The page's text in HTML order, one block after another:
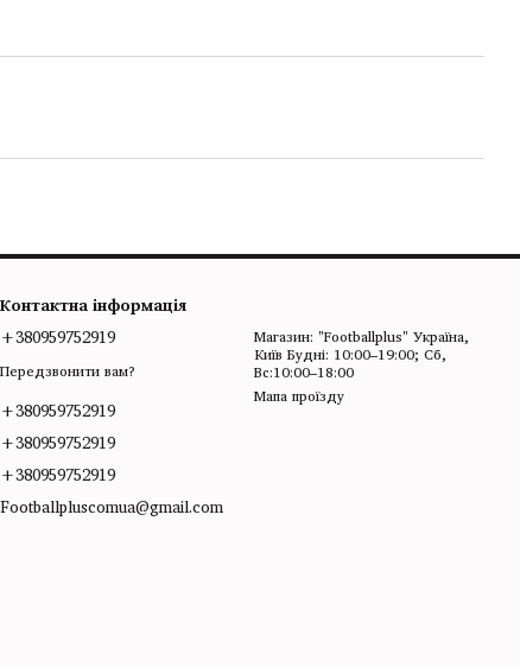
Контактна інформація
+380959752919
Передзвонити вам?
+380959752919
+380959752919
+380959752919
Footballpluscomua@gmail.com
Магазин: "Footballplus" Україна,
Київ Будні: 10:00–19:00; Сб,
Вс:10:00–18:00
Мапа проїзду